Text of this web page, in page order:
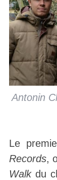
Antonin
Le
Records,
Walkdu